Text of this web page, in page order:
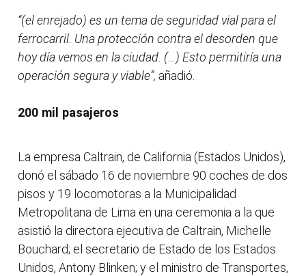
“(el enrejado) es un tema de seguridad vial para el
ferrocarril. Una protección contra el desorden que
hoy día vemos en la ciudad. (…) Esto permitiría una
operación segura y viable”, añadió.
200 mil pasajeros
La empresa Caltrain, de California (Estados Unidos),
donó el sábado 16 de noviembre 90 coches de dos
pisos y 19 locomotoras a la Municipalidad
Metropolitana de Lima en una ceremonia a la que
asistió la directora ejecutiva de Caltrain, Michelle
Bouchard; el secretario de Estado de los Estados
Unidos, Antony Blinken; y el ministro de Transportes,